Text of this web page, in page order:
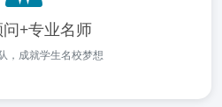
+专业名师
，成就学生名校梦想